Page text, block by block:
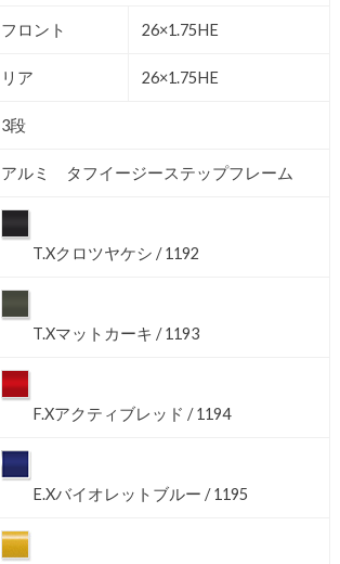
フロント 26×1.75HE
リア 26×1.75HE
3段
アルミ タフイージーステップフレーム
T.Xクロツヤケシ / 1192
T.Xマットカーキ / 1193
F.Xアクティブレッド / 1194
E.Xバイオレットブルー / 1195